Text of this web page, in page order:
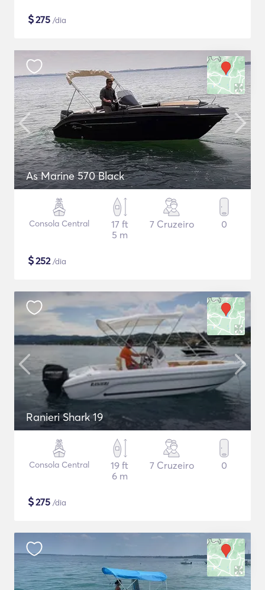
$275 /dia
As Marine 570 Black
Consola Central
17 ft
5 m
7 Cruzeiro 0
$252/dia
Ranieri Shark 19
Consola Central
19 ft
6 m
7 Cruzeiro 0
$275 /dia